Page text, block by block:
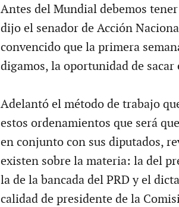
Antes del Mundial debemos
dijo el senador de Acción
convencido que la primera
digamos, la oportunidad de sacar
Adelantó el método de trabajo
estos ordenamientos que será
en conjunto con sus diputados,
existen sobre la materia: la del
la de la bancada del PRD y el
calidad de presidente de la